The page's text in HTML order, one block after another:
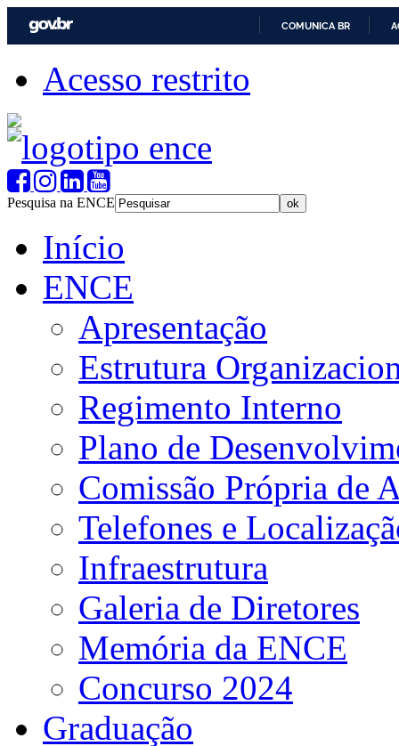
COMUNICA BR
Acesso restrito
Pesquisa na ENCE
Início
ENCE
Apresentação
Estrutura
Regimento Interno
Plano de
Comissão Própria de
Telefones e
Infraestrutura
Galeria de Diretores
Memória da ENCE
Concurso 2024
Graduação